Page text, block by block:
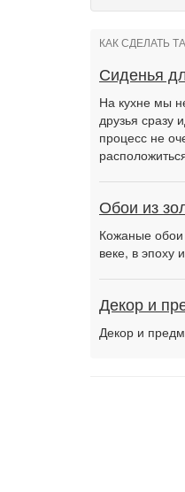
КАК СДЕЛАТЬ
Сиденья
На кухне мы
друзья сразу
процесс не
Обои из
Кожаные обои
веке, в эпоху
Декор и
Декор и